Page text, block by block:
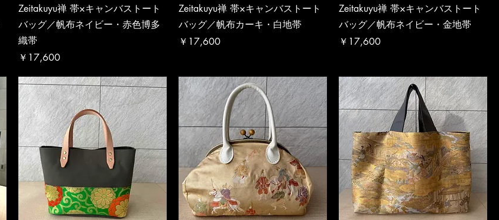
Zeitakuyu禅 帯×キャンバストート
バッグ／帆布ネイビー・赤色博多
織帯
価格
￥17,600
Zeitakuyu禅 帯×キャンバストート
バッグ／帆布カーキ・白地帯
価格
￥17,600
Zeitakuyu禅 帯×キャンバストート
バッグ／帆布ネイビー・金地帯
価格
￥17,600